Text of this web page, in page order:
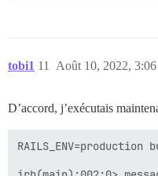
tobi1 Août 10, 2022, 3:06
11
D’accord, j’exécutais